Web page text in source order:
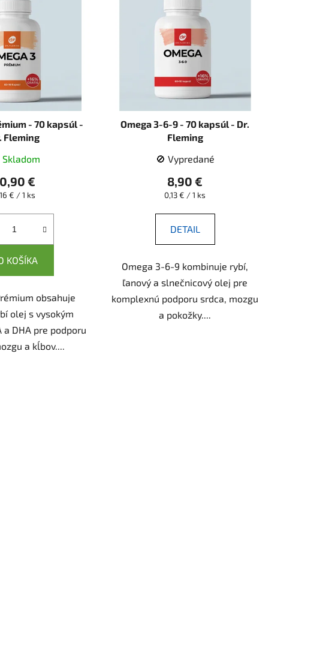
- 70 kapsúl -
Fleming
Skladom
€
€ / 1 ks
KOŠÍKA
obsahuje
olej s vysokým
a DHA pre podporu
a kĺbov....
Omega 3-6-9 - 70 kapsúl - Dr.
Fleming
🚫 Vypredané
8,90 €
Jednotková
0,13 € / 1 ks
DETAIL
Omega 3-6-9 kombinuje rybí,
ľanový a slnečnicový olej pre
komplexnú podporu srdca, mozgu
a pokožky....